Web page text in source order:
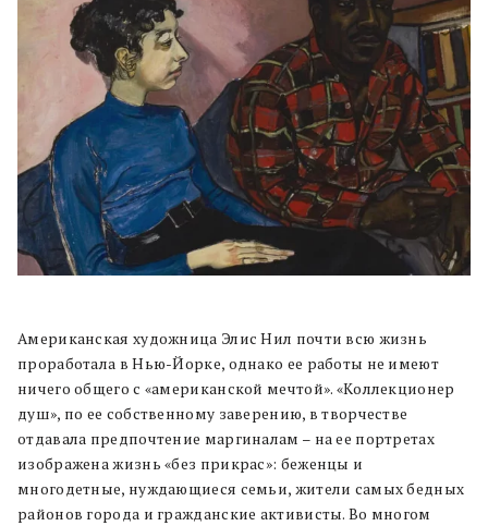
Американская художница Элис Нил почти всю жизнь
проработала в Нью-Йорке, однако ее работы не имеют
ничего общего с «американской мечтой». «Коллекционер
душ», по ее собственному заверению, в творчестве
отдавала предпочтение маргиналам – на ее портретах
изображена жизнь «без прикрас»: беженцы и
многодетные, нуждающиеся семьи, жители самых бедных
районов города и гражданские активисты. Во многом